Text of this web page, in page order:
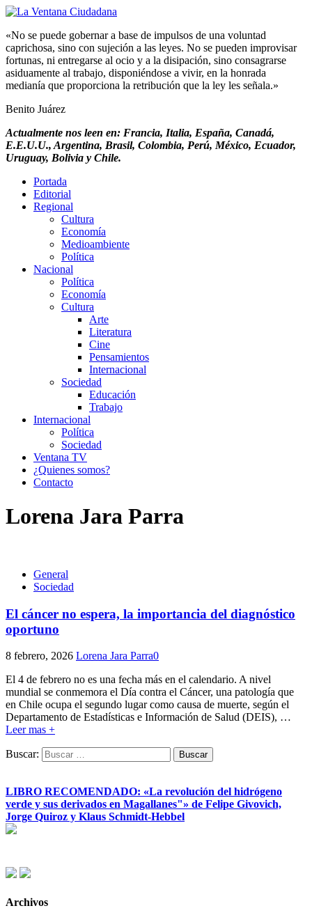
«No se puede gobernar a base de impulsos de una voluntad
caprichosa, sino con sujeción a las leyes. No se pueden improvisar
fortunas, ni entregarse al ocio y a la disipación, sino consagrarse
asiduamente al trabajo, disponiéndose a vivir, en la honrada
medianía que proporciona la retribución que la ley les señala.»
Benito Juárez
Actualmente nos leen en: Francia, Italia, España, Canadá,
E.E.U.U., Argentina, Brasil, Colombia, Perú, México, Ecuador,
Uruguay, Bolivia y Chile.
Portada
Editorial
Regional
Cultura
Economía
Medioambiente
Política
Nacional
Política
Economía
Cultura
Arte
Literatura
Cine
Pensamientos
Internacional
Sociedad
Educación
Trabajo
Internacional
Política
Sociedad
Ventana TV
¿Quienes somos?
Contacto
Lorena Jara Parra
General
Sociedad
El cáncer no espera, la importancia del diagnóstico
oportuno
8 febrero, 2026 Lorena Jara Parra0
El 4 de febrero no es una fecha más en el calendario. A nivel
mundial se conmemora el Día contra el Cáncer, una patología que
en Chile ocupa el segundo lugar como causa de muerte, según el
Departamento de Estadísticas e Información de Salud (DEIS), …
Leer mas +
Buscar:
LIBRO RECOMENDADO: «La revolución del hidrógeno
verde y sus derivados en Magallanes"» de Felipe Givovich,
Jorge Quiroz y Klaus Schmidt-Hebbel
Archivos